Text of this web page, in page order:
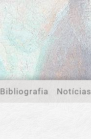
Bibliografia Notícias